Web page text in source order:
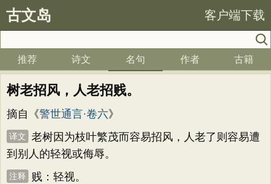
古文岛 客户端下载
推荐 诗文 名句 作者 古籍
树老招风，人老招贱。
摘自《警世通言·卷六》
译文
老树因为枝叶繁茂而容易招风，人老了则容易遭
到别人的轻视或侮辱。
注释 贱：轻视。